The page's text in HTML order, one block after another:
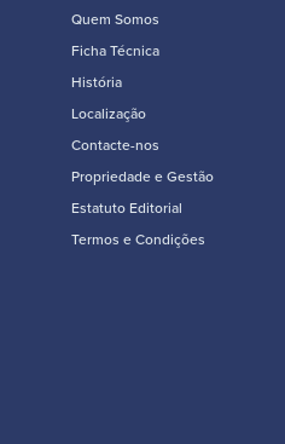
Quem Somos
Ficha Técnica
História
Localização
Contacte-nos
Propriedade e Gestão
Estatuto Editorial
Termos e Condições